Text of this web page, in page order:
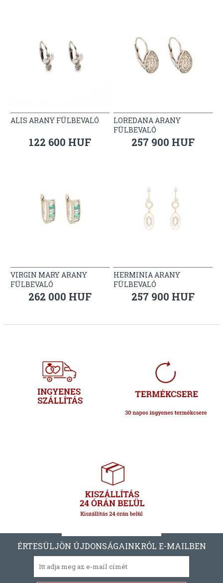
ALIS ARANY FÜLBEVALÓ
122 600 HUF
LOREDANA ARANY
FÜLBEVALÓ
257 900 HUF
VIRGIN MARY ARANY
FÜLBEVALÓ
262 000 HUF
HERMINIA ARANY
FÜLBEVALÓ
257 900 HUF
ÉRTESÜLJÖN ÚJDONSÁGAINKRÓL E-MAILBEN